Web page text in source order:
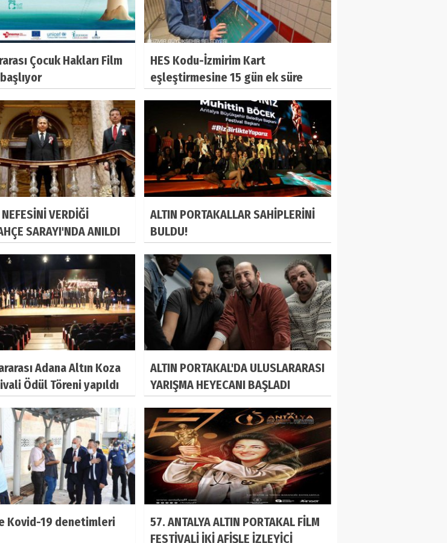
Çocuk Hakları Film
HES Kodu-İzmirim Kart
eşleştirmesine 15 gün ek süre
VERDİĞİ
SARAYI'NDA ANILDI
ALTIN PORTAKALLAR SAHİPLERİNİ
BULDU!
Adana Altın Koza
Ödül Töreni yapıldı
ALTIN PORTAKAL'DA ULUSLARARASI
YARIŞMA HEYECANI BAŞLADI
Kovid-19 denetimleri
57. ANTALYA ALTIN PORTAKAL FİLM
FESTİVALİ İKİ AFİŞLE İZLEYİCİ